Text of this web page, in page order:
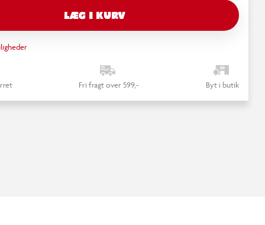
LÆG I KURV
Fri fragt over 599,- Byt i butik